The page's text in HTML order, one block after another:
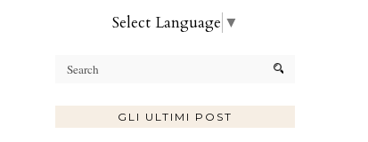
Select Language ▼
GLI ULTIMI POST